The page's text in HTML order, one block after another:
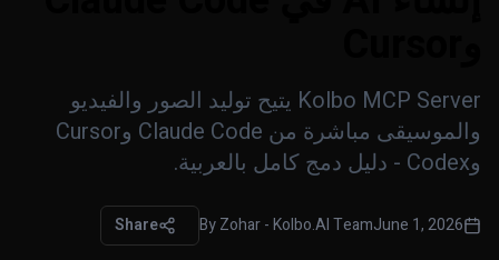
Kolbo MCP Server يتيح توليد الصور والفيديو
والموسيقى مباشرة من Claude Code وCursor
وCodex - دليل دمج كامل بالعربية.
June 1, 2026
ByZohar - Kolbo.AI Team
Share